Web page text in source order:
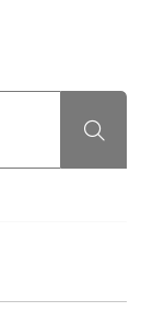
Recherche